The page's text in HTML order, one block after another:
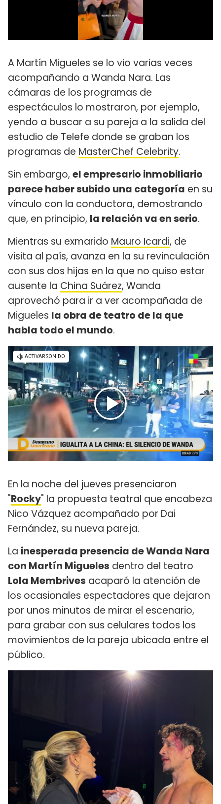
A Martín Migueles se lo vio varias veces
acompañando a Wanda Nara. Las
cámaras de los programas de
espectáculos lo mostraron, por ejemplo,
yendo a buscar a su pareja a la salida del
estudio de Telefe donde se graban los
programas de MasterChef Celebrity.
Sin embargo, el empresario inmobiliario
parece haber subido una categoría en su
vínculo con la conductora, demostrando
que, en principio, la relación va en serio.
Mientras su exmarido Mauro Icardi, de
visita al país, avanza en la su revinculación
con sus dos hijas en la que no quiso estar
ausente la China Suárez, Wanda
aprovechó para ir a ver acompañada de
Migueles la obra de teatro de la que
habla todo el mundo.
En la noche del jueves presenciaron
"Rocky" la propuesta teatral que encabeza
Nico Vázquez acompañado por Dai
Fernández, su nueva pareja.
La inesperada presencia de Wanda Nara
con Martín Migueles dentro del teatro
Lola Membrives acaparó la atención de
los ocasionales espectadores que dejaron
por unos minutos de mirar el escenario,
para grabar con sus celulares todos los
movimientos de la pareja ubicada entre el
público.